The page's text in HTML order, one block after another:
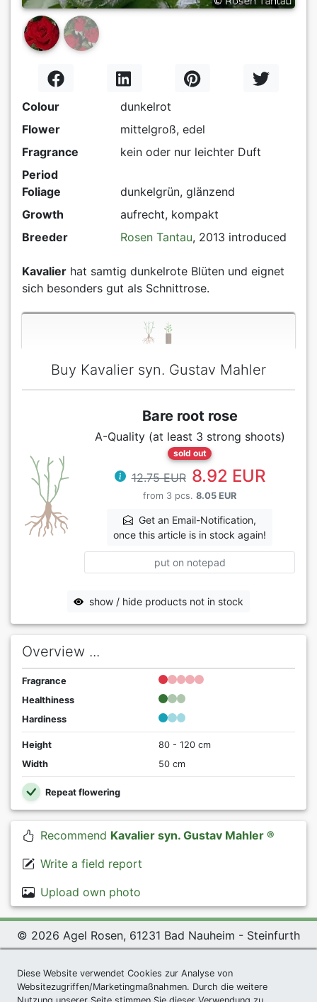
Colour
dunkelrot
Flower
mittelgroß, edel
Fragrance
kein oder nur leichter Duft
Period
Foliage
dunkelgrün, glänzend
Growth
aufrecht, kompakt
Breeder
Rosen Tantau, 2013 introduced
Kavalier hat samtig dunkelrote Blüten und eignet
sich besonders gut als Schnittrose.
Buy Kavalier syn. Gustav Mahler
Bare root rose
A-Quality (at least 3 strong shoots)
sold out
12.75 EUR 8.92 EUR
from 3 pcs. 8.05 EUR
Get an Email-Notification,
once this article is in stock again!
put on notepad
show / hide products not in stock
Overview ...
Fragrance
Healthiness
Hardiness
Height
80 - 120 cm
Width
50 cm
Repeat flowering
Recommend Kavalier syn. Gustav Mahler ®
Write a field report
Upload own photo
© 2026 Agel Rosen, 61231 Bad Nauheim - Steinfurth
Conditions|Datenschutzerklärung| Imprint
Sitemap
Diese Website verwendet Cookies zur Analyse von
Websitezugriffen/Marketingmaßnahmen. Durch die weitere